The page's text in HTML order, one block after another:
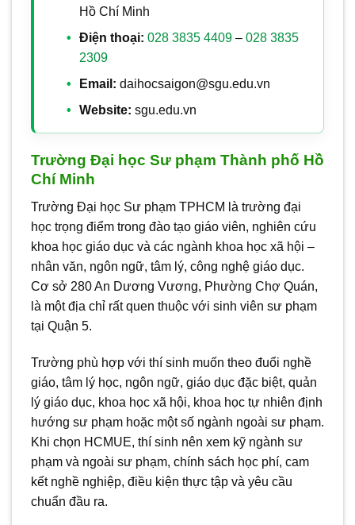
Hồ Chí Minh
Điện thoại: 028 3835 4409– 028 3835
2309
Email: daihocsaigon@sgu.edu.vn
Website: sgu.edu.vn
Trường Đại học Sư phạm Thành phố Hồ
Chí Minh
Trường Đại học Sư phạm TPHCM là trường đại
học trọng điểm trong đào tạo giáo viên, nghiên cứu
khoa học giáo dục và các ngành khoa học xã hội –
nhân văn, ngôn ngữ, tâm lý, công nghệ giáo dục.
Cơ sở 280 An Dương Vương, Phường Chợ Quán,
là một địa chỉ rất quen thuộc với sinh viên sư phạm
tại Quận 5.
Trường phù hợp với thí sinh muốn theo đuổi nghề
giáo, tâm lý học, ngôn ngữ, giáo dục đặc biệt, quản
lý giáo dục, khoa học xã hội, khoa học tự nhiên định
hướng sư phạm hoặc một số ngành ngoài sư phạm.
Khi chọn HCMUE, thí sinh nên xem kỹ ngành sư
phạm và ngoài sư phạm, chính sách học phí, cam
kết nghề nghiệp, điều kiện thực tập và yêu cầu
chuẩn đầu ra.